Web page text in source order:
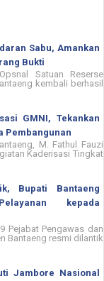
Sabu, Amankan
Bukti
Satuan Reserse
kembali berhasil
GMNI, Tekankan
Pembangunan
M. Fathul Fauzi
Kaderisasi Tingkat
Bupati Bantaeng
kepada
Pejabat Pengawas dan
Bantaeng resmi dilantik
Jambore Nasional